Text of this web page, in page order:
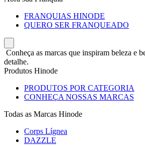
FRANQUIAS HINODE
QUERO SER FRANQUEADO
Conheça as marcas que inspiram beleza e
detalhe.
Produtos Hinode
PRODUTOS POR CATEGORIA
CONHEÇA NOSSAS MARCAS
Todas as Marcas Hinode
Corps Lígnea
DAZZLE